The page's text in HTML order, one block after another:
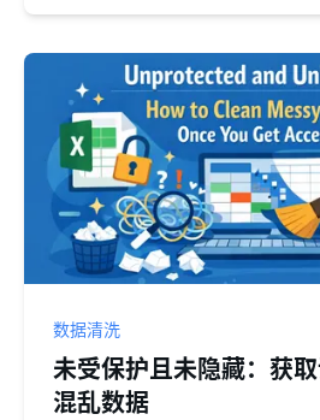
数据清洗
未受保护且未隐藏：获
混乱数据